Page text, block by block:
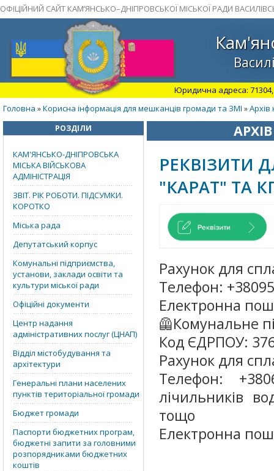
ОФІЦІЙНИЙ САЙТ КАМ’ЯНСЬКО–ДНІПРОВСЬКОЇ МІСЬКОЇ РАДИ
Юридична адреса: 71304,
Головна »Корисна інформація для мешканців громади та ЗМІ »Архів
РОЗДІЛИ
КАМ'ЯНСЬКО-ДНІПРОВСЬКА
МІСЬКА ВІЙСЬКОВА
АДМІНІСТРАЦІЯ
ЗВІТ. РІК РОБОТИ. ПІДСУМКИ.
КОРОТКО
Міська рада
Депутатський корпус
Комунальні підприємства,
установи, заклади освіти та
культури міської ради
Офіційні документи
Центр надання
адміністративних послуг (ЦНАП)
Відділ містобудування та
архітектури
Генеральні плани населених
пунктів територіальної громади
Бюджет громади
Паспорти бюджетних програм,
бюджетні запити за головними
розпорядниками бюджетних
коштів
РЕКВІЗИТИ
"КАРАТ" ТА
Рахунок для
Телефон:
Електронна
🦺Комунальне
Код ЄДРПОУ:
Рахунок для
Телефон:
лічильників
тощо
Електронна